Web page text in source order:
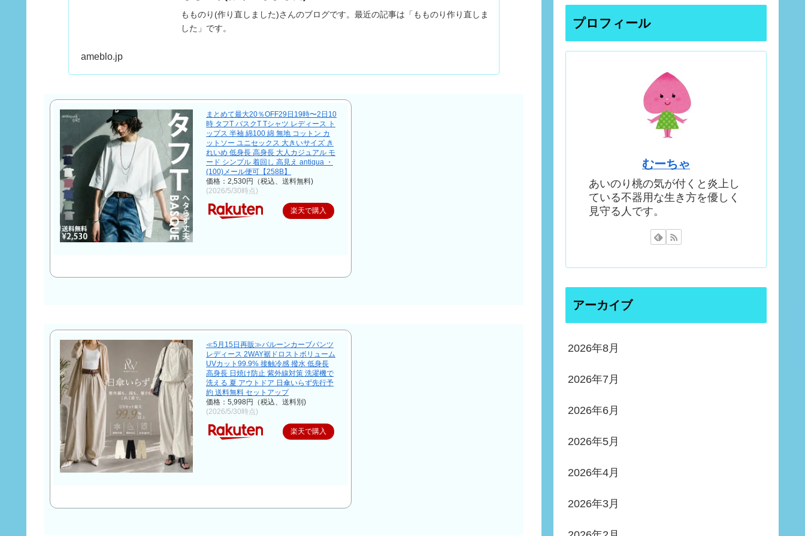
もものり(作り直しました)さんのブログです。最近の記事は「もものり作り直しま
した」です。
ameblo.jp
まとめて最大20％OFF29日19時〜2日10
時 タフT バスクT Tシャツ レディース ト
ップス 半袖 綿100 綿 無地 コットン カ
ットソー ユニセックス 大きいサイズ き
れいめ 低身長 高身長 大人カジュアル モ
ード シンプル 着回し 高見え antiqua ・
(100)メール便可【258B】
価格：2,530円（税込、送料無料)
(2026/5/30時点)
楽天で購入
≪5月15日再販≫バルーンカーブパンツ
レディース 2WAY裾ドロストボリューム
UVカット99.9% 接触冷感 撥水 低身長
高身長 日焼け防止 紫外線対策 洗濯機で
洗える 夏 アウトドア 日傘いらず先行予
約 送料無料 セットアップ
価格：5,998円（税込、送料別)
(2026/5/30時点)
楽天で購入
プロフィール
むーちゃ
あいのり桃の気が付くと炎上し
ている不器用な生き方を優しく
見守る人です。
アーカイブ
2026年8月
2026年7月
2026年6月
2026年5月
2026年4月
2026年3月